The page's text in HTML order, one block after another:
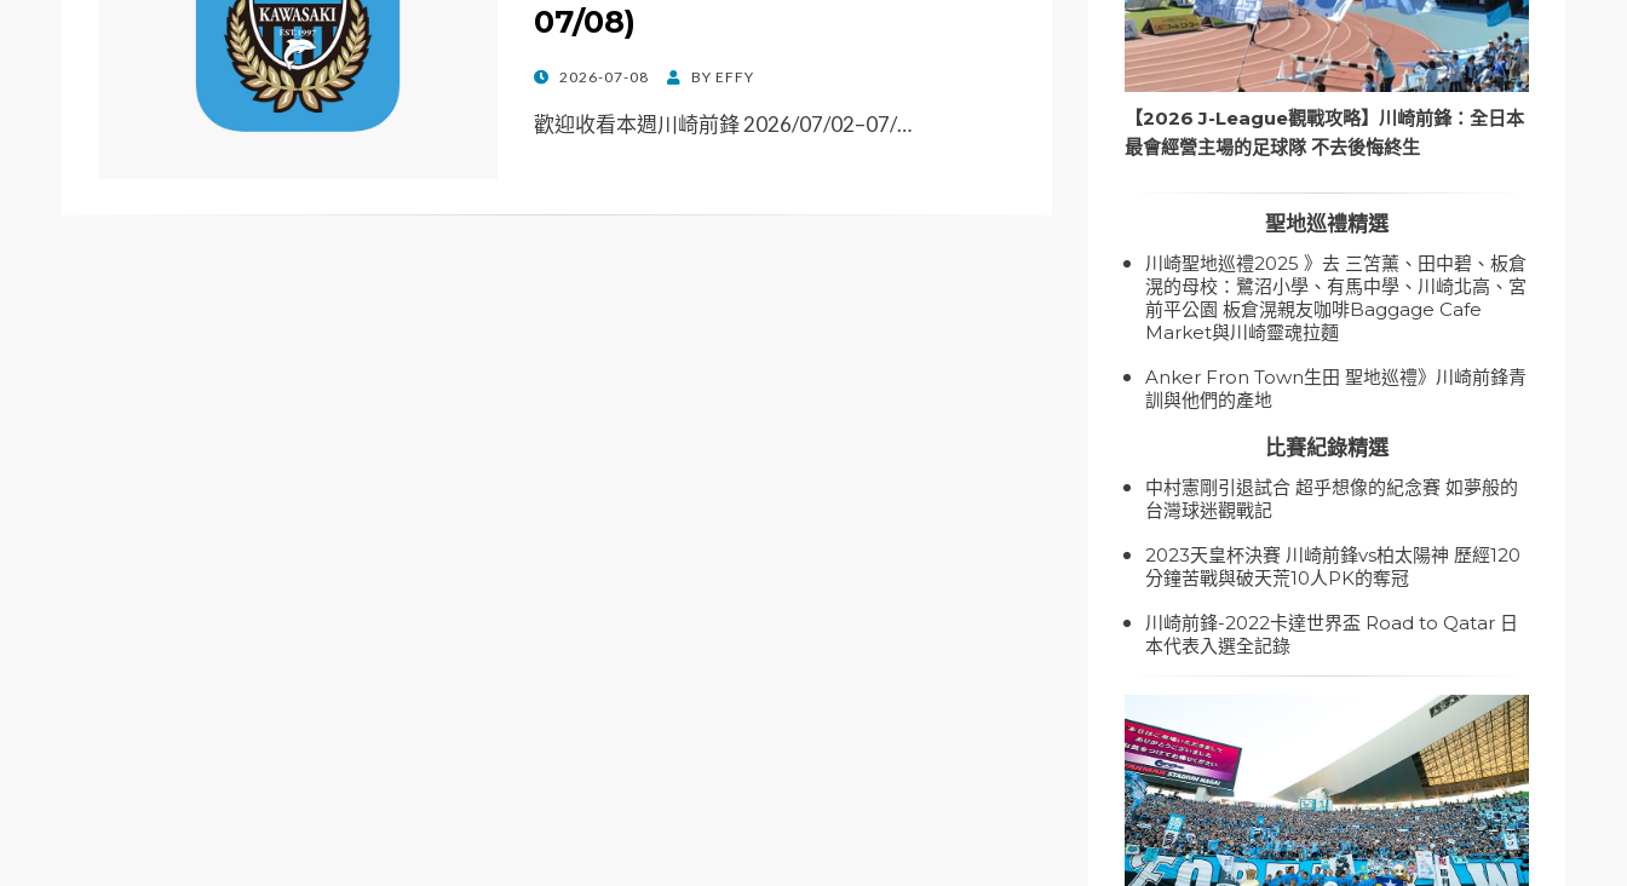
07/08)
POSTED
2026-07-08 BY EFFY
歡迎收看本週川崎前鋒 2026/07/02–07/…
【2026 J-League觀戰攻略】川崎前鋒：全日本
最會經營主場的足球隊 不去後悔終生
聖地巡禮精選
川崎聖地巡禮2025 》去 三笘薰、田中碧、板倉
滉的母校：鷺沼小學、有馬中學、川崎北高、宮
前平公園 板倉滉親友咖啡Baggage Cafe
Market與川崎靈魂拉麵
Anker Fron Town生田 聖地巡禮》川崎前鋒青
訓與他們的產地
比賽紀錄精選
中村憲剛引退試合 超乎想像的紀念賽 如夢般的
台灣球迷觀戰記
2023天皇杯決賽 川崎前鋒vs柏太陽神 歷經120
分鐘苦戰與破天荒10人PK的奪冠
川崎前鋒-2022卡達世界盃 Road to Qatar 日
本代表入選全記錄